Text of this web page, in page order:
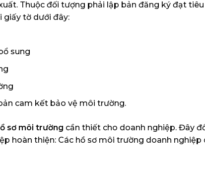
Thuộc đối tượng phải lập bản đăng ký đạt
giấy tờ dưới đây:
sung
cam kết bảo vệ môi trường.
sơ môi trường cần thiết cho doanh nghiệp. Đây
hoàn thiện: Các hồ sơ môi trường doanh nghiệp